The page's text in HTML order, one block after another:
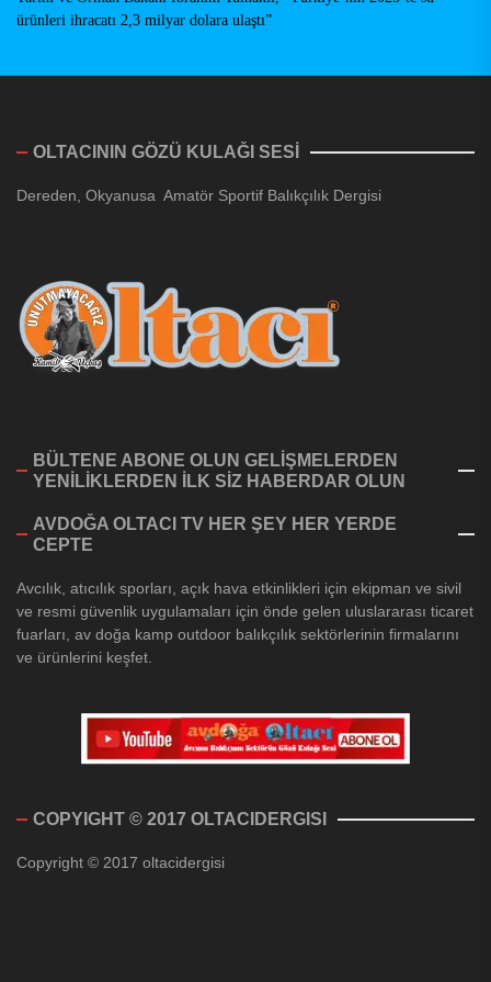
ürünleri ihracatı 2,3 milyar dolara ulaştı”
OLTACININ GÖZÜ KULAĞI SESİ
Dereden, Okyanusa Amatör Sportif Balıkçılık Dergisi
BÜLTENE ABONE OLUN GELİŞMELERDEN
YENİLİKLERDEN İLK SİZ HABERDAR OLUN
AVDOĞA OLTACI TV HER ŞEY HER YERDE
CEPTE
Avcılık, atıcılık sporları, açık hava etkinlikleri için ekipman ve sivil
ve resmi güvenlik uygulamaları için önde gelen uluslararası ticaret
fuarları, av doğa kamp outdoor balıkçılık sektörlerinin firmalarını
ve ürünlerini keşfet.
COPYIGHT © 2017 OLTACIDERGISI
Copyright © 2017 oltacidergisi